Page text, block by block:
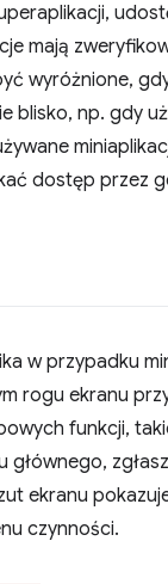
mają
wyróżnione,
blisko, np. gdy
dostęp przez
w przypadku
rogu ekranu
funkcji,
ekranu
czynności.